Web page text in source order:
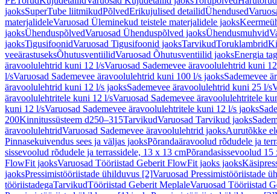
jaoksSuperTube liitmikudPõlvedErikujulised detailidÜhendused
materjalideleVaruosad Üleminekud teistele materjalidele jaoks
jaoksÜhenduspõlvedVaruosad Ühenduspõlved jaoksÜhendusmuhvid
jaoksTigusifoonidVaruosad Tigusifoonid jaoksTarvikudToruklambrid
veeärastuseksÕhutusventiilidVaruosad Õhutusventiilid jaoksEnergia
äravoolulehtrid kuni 12 l/sVaruosad Sademevee äravoolulehtrid kuni
l/sVaruosad Sademevee äravoolulehtrid kuni 100 l/s jaoksSademevee
äravoolulehtrid kuni 12 l/s jaoksSademevee äravoolulehtrid kuni 25 l/s
äravoolulehtritele kuni 12 l/sVaruosad Sademevee äravoolulehtritele
kuni 12 l/sVaruosad Sademevee äravoolulehtritele kuni 12 l/s jaoks
200Kinnitussüsteem d250–315TarvikudVaruosad Tarvikud jaoks
äravoolulehtridVaruosad Sademevee äravoolulehtrid jaoksAurutõkke
Pinnasekuivendus sees ja väljas jaoksPõrandaäravoolud rõdudele ja
sissevoolud rõdudele ja terrassidele, 13 x 13 cmPõrandasissevoolud 15
FlowFit jaoksVaruosad Tööriistad Geberit FlowFit jaoks jaoks
jaoksPressimistööriistade ühilduvus [2]Varuosad Pressimistööriistade
tööriistadegaTarvikudTööriistad Geberit MeplaleVaruosad Tööriistad